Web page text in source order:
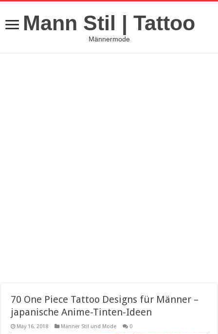
Mann Stil | Tattoo
Männermode
70 One Piece Tattoo Designs für Männer –
japanische Anime-Tinten-Ideen
May 16, 2018 Männer Stil und Mode 0